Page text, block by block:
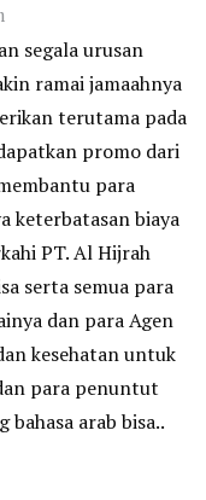
segala urusan
ramai jamaahnya
terutama pada
promo dari
para
keterbatasan biaya
PT. Al Hijrah
serta semua para
dan para Agen
kesehatan untuk
para penuntut
bahasa arab bisa..